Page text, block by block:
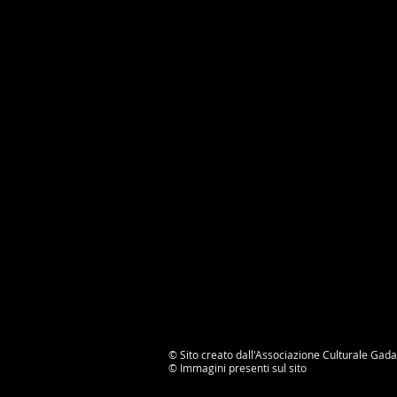
© Sito creato dall'Associazione Culturale
© Immagini presenti sul sito